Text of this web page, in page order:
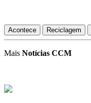
Acontece Reciclagem
Mais Notícias CCM